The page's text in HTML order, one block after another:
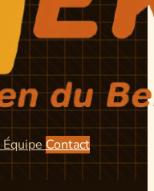
Équipe Contact